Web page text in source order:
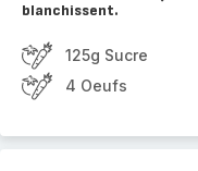
blanchissent.
125g Sucre
4 Oeufs